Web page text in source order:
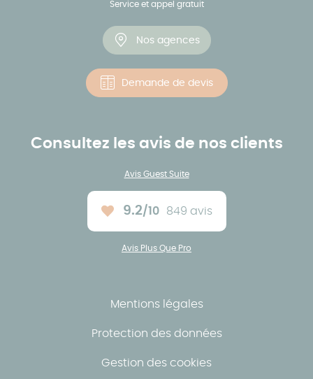
Service et appel gratuit
Nos agences
Demande de devis
Consultez les avis de nos clients
Avis Guest Suite
Note moyenne :
9.2/10 849 avis
Avis Plus Que Pro
Mentions légales
Protection des données
Gestion des cookies